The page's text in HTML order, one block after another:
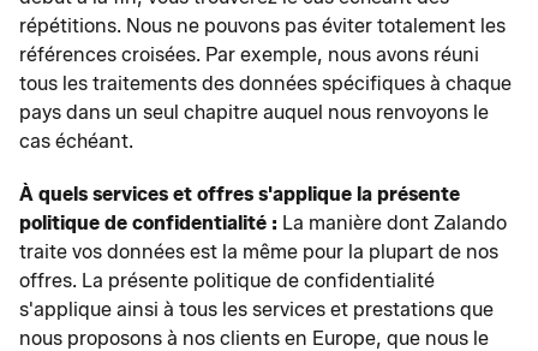
répétitions. Nous ne pouvons pas éviter totalement les
références croisées. Par exemple, nous avons réuni
tous les traitements des données spécifiques à chaque
pays dans un seul chapitre auquel nous renvoyons le
cas échéant.
À quels services et offres s'applique la présente
politique de confidentialité : La manière dont Zalando
traite vos données est la même pour la plupart de nos
offres. La présente politique de confidentialité
s'applique ainsi à tous les services et prestations que
nous proposons à nos clients en Europe, que nous le